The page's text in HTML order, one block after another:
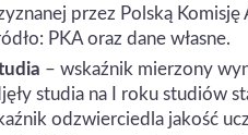
przez Polską
PKA oraz dane własne.
– wskaźnik mierzony
studia na I roku studiów
odzwierciedla jakość